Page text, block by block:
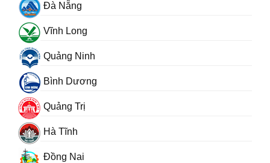
Đà Nẵng
Vĩnh Long
Quảng Ninh
Bình Dương
Quảng Trị
Hà Tĩnh
Đồng Nai